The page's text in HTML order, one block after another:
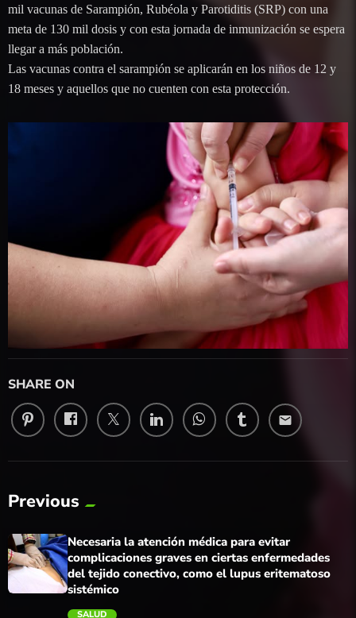
mil vacunas de Sarampión, Rubéola y Parotiditis (SRP) con una
meta de 130 mil dosis y con esta jornada de inmunización se espera
llegar a más población.
Las vacunas contra el sarampión se aplicarán en los niños de 12 y
18 meses y aquellos que no cuenten con esta protección.
SHARE ON
email
Previous
Necesaria la atención médica para evitar
complicaciones graves en ciertas enfermedades
del tejido conectivo, como el lupus eritematoso
sistémico
SALUD